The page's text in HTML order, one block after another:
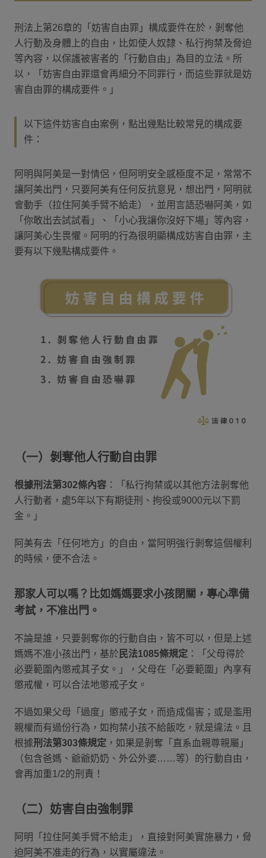
刑法上第26章的「妨害自由罪」構成要件在於，剝奪他
人行動及身體上的自由，比如使人奴隸、私行拘禁及脅迫
等內容，以保護被害者的「行動自由」為目的立法。所
以，「妨害自由罪還會再細分不同罪行，而這些罪就是妨
害自由罪的構成要件。」
以下這件妨害自由案例，點出幾點比較常見的構成要
件：
阿明與阿美是一對情侶，但阿明安全感極度不足，常常不
讓阿美出門，只要阿美有任何反抗意見，想出門，阿明就
會動手（拉住阿美手臂不給走），並用言語恐嚇阿美，如
「你敢出去試試看」、「小心我讓你沒好下場」等內容，
讓阿美心生畏懼。阿明的行為很明顯構成妨害自由罪，主
要有以下幾點構成要件。
（一）剝奪他人行動自由罪
根據刑法第302條內容 ：「私行拘禁或以其他方法剝奪他
人行動者，處5年以下有期徒刑、拘役或9000元以下罰
金。」
阿美有去「任何地方」的自由，當阿明強行剝奪這個權利
的時候，便不合法。
那家人可以嗎？比如媽媽要求小孩閉關，專心準備
考試，不准出門。
不論是誰，只要剝奪你的行動自由，皆不可以，但是上述
媽媽不准小孩出門，基於 民法1085條規定 ：「父母得於
必要範圍內懲戒其子女。」，父母在「必要範圍」內享有
懲戒權，可以合法地懲戒子女。
不過如果父母「過度」懲戒子女，而造成傷害；或是濫用
親權而有過份行為，如拘禁小孩不給飯吃，就是違法。且
根據刑法第303條規定 ，如果是剝奪「直系血親尊親屬」
（包含爸媽、爺爺奶奶、外公外婆……等）的行動自由，
會再加重1/2的刑責！
（二）妨害自由強制罪
阿明「拉住阿美手臂不給走」，直接對阿美實施暴力，脅
迫阿美不准走的行為，以實屬違法。